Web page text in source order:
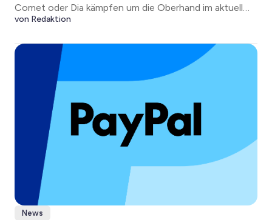
Comet oder Dia kämpfen um die Oberhand im aktuell
noch sehr kleinen Markt. Strawberry bringt jetzt auch
von Redaktion
News